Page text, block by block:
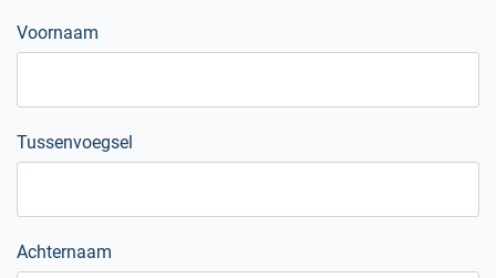
Voornaam
Tussenvoegsel
Achternaam